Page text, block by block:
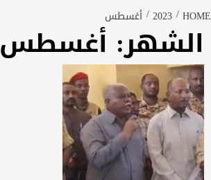
HOME
2023 أغسطس
الشهر: أغسطس 2023